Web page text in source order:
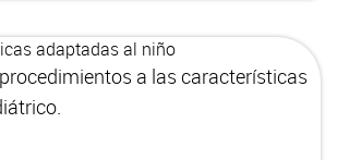
adaptadas al niño
a las características